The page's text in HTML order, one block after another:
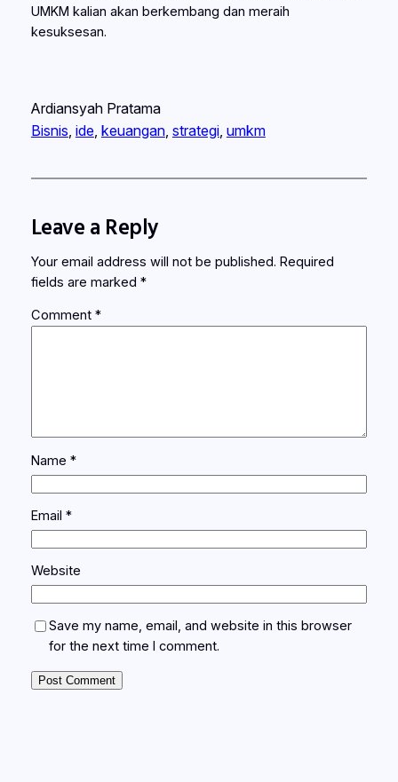
UMKM kalian akan berkembang dan meraih
kesuksesan.
Ardiansyah Pratama
Bisnis, ide, keuangan, strategi, umkm
Leave a Reply
Your email address will not be published. Required
fields are marked *
Comment *
Name *
Email *
Website
Save my name, email, and website in this browser
for the next time I comment.